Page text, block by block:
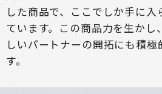
した商品で、ここでしか手に入
ています。この商品力を生かし
しいパートナーの開拓にも積極
す。